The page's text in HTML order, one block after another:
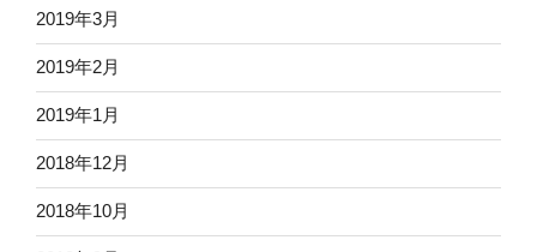
2019年3月
2019年2月
2019年1月
2018年12月
2018年10月